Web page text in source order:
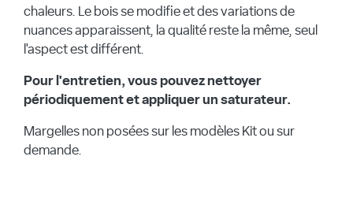
chaleurs. Le bois se modifie et des variations de
nuances apparaissent, la qualité reste la même, seul
l'aspect est différent.
Pour l'entretien, vous pouvez nettoyer
périodiquement et appliquer un saturateur.
Margelles non posées sur les modèles Kit ou sur
demande.